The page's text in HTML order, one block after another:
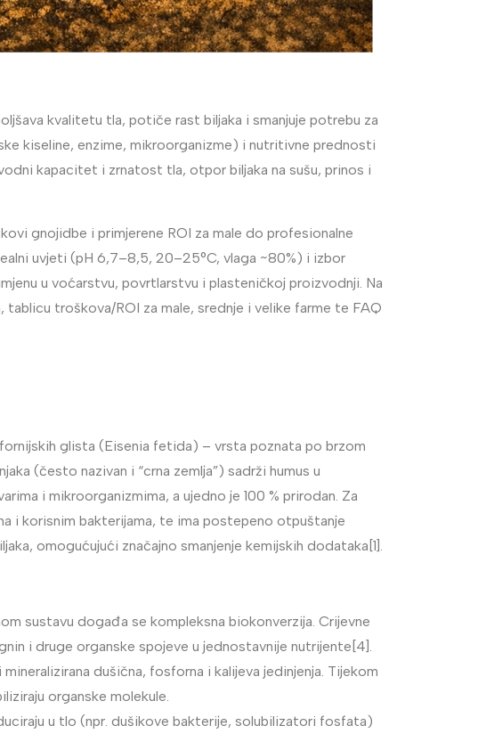
kvalitetu tla, potiče rast biljaka i smanjuje potrebu za
kiseline, enzime, mikroorganizme) i nutritivne prednosti
kapacitet i zrnatost tla, otpor biljaka na sušu, prinos i
gnojidbe i primjerene ROI za male do profesionalne
uvjeti (pH 6,7–8,5, 20–25°C, vlaga ~80%) i izbor
u voćarstvu, povrtlarstvu i plasteničkoj proizvodnji. Na
troškova/ROI za male, srednje i velike farme te FAQ
glista (Eisenia fetida) – vrsta poznata po brzom
(često nazivan i “crna zemlja”) sadrži humus u
i mikroorganizmima, a ujedno je 100 % prirodan. Za
i korisnim bakterijama, te ima postepeno otpuštanje
omogućujući značajno smanjenje kemijskih dodataka[1].
sustavu događa se kompleksna biokonverzija. Crijevne
i druge organske spojeve u jednostavnije nutrijente[4].
dušična, fosforna i kalijeva jedinjenja. Tijekom
organske molekule.
u tlo (npr. dušikove bakterije, solubilizatori fosfata)